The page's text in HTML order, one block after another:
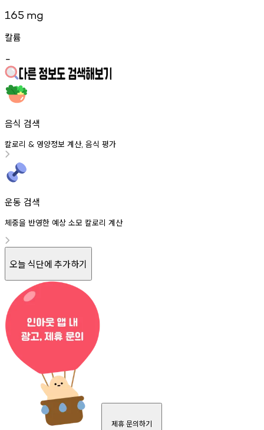
165 mg
칼륨
-
음식 검색
칼로리 & 영양정보 계산, 음식 평가
운동 검색
체중을 반영한 예상 소모 칼로리 계산
오늘 식단에 추가하기
제휴 문의하기